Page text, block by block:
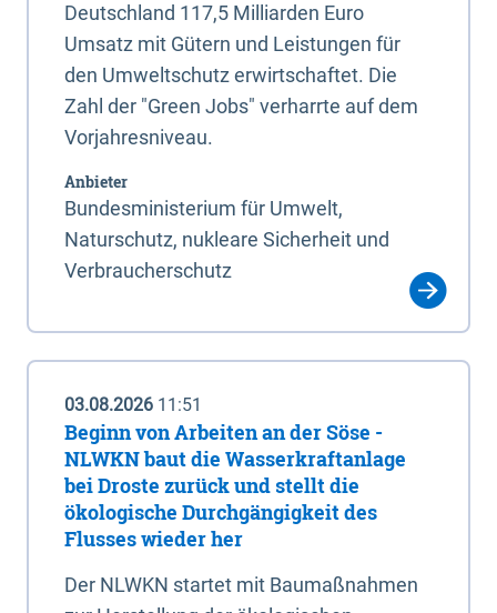
Deutschland 117,5 Milliarden Euro
Umsatz mit Gütern und Leistungen für
den Umweltschutz erwirtschaftet. Die
Zahl der "Green Jobs" verharrte auf dem
Vorjahresniveau.
Anbieter
Bundesministerium für Umwelt,
Naturschutz, nukleare Sicherheit und
Verbraucherschutz
03.08.2026 11:51
Beginn von Arbeiten an der Söse -
NLWKN baut die Wasserkraftanlage
bei Droste zurück und stellt die
ökologische Durchgängigkeit des
Flusses wieder her
Der NLWKN startet mit Baumaßnahmen